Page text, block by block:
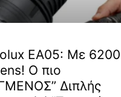
ΕΑ05: Με 6200
Ο πιο
Διπλής